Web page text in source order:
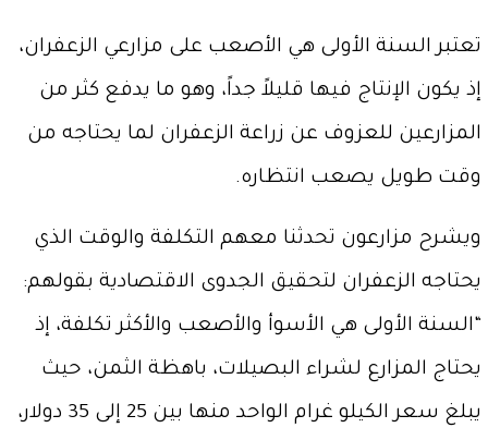
تعتبر السنة الأولى هي الأصعب على مزارعي الزعفران،
إذ يكون الإنتاج فيها قليلاً جداً، وهو ما يدفع كثر من
المزارعين للعزوف عن زراعة الزعفران لما يحتاجه من
وقت طويل يصعب انتظاره.
ويشرح مزارعون تحدثنا معهم التكلفة والوقت الذي
يحتاجه الزعفران لتحقيق الجدوى الاقتصادية بقولهم:
“السنة الأولى هي الأسوأ والأصعب والأكثر تكلفة، إذ
يحتاج المزارع لشراء البصيلات، باهظة الثمن، حيث
يبلغ سعر الكيلو غرام الواحد منها بين 25 إلى 35 دولار،